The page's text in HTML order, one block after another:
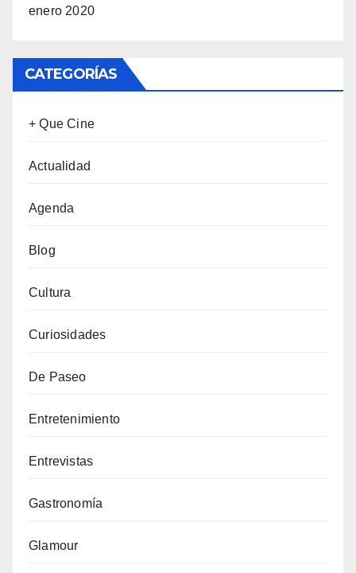
enero 2020
CATEGORÍAS
+ Que Cine
Actualidad
Agenda
Blog
Cultura
Curiosidades
De Paseo
Entretenimiento
Entrevistas
Gastronomía
Glamour